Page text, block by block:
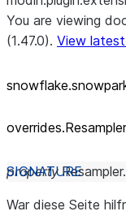
You are viewing
(1.47.0). View
property Resampler.
War diese Seite